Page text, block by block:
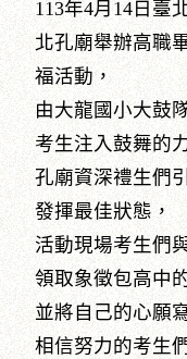
113年4月14日臺
北孔廟舉辦高職
福活動，
由大龍國小大鼓
考生注入鼓舞的
孔廟資深禮生們
發揮最佳狀態，
活動現場考生們
領取象徵包高中
並將自己的心願
相信努力的考生